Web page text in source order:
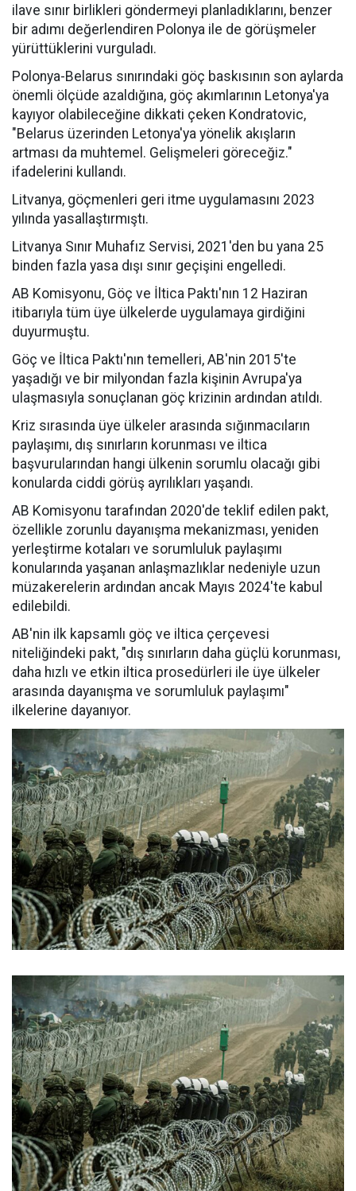
ilave sınır birlikleri göndermeyi planladıklarını, benzer
bir adımı değerlendiren Polonya ile de görüşmeler
yürüttüklerini vurguladı.
Polonya-Belarus sınırındaki göç baskısının son aylarda
önemli ölçüde azaldığına, göç akımlarının Letonya'ya
kayıyor olabileceğine dikkati çeken Kondratovic,
"Belarus üzerinden Letonya'ya yönelik akışların
artması da muhtemel. Gelişmeleri göreceğiz."
ifadelerini kullandı.
Litvanya, göçmenleri geri itme uygulamasını 2023
yılında yasallaştırmıştı.
Litvanya Sınır Muhafız Servisi, 2021'den bu yana 25
binden fazla yasa dışı sınır geçişini engelledi.
AB Komisyonu, Göç ve İltica Paktı'nın 12 Haziran
itibarıyla tüm üye ülkelerde uygulamaya girdiğini
duyurmuştu.
Göç ve İltica Paktı'nın temelleri, AB'nin 2015'te
yaşadığı ve bir milyondan fazla kişinin Avrupa'ya
ulaşmasıyla sonuçlanan göç krizinin ardından atıldı.
Kriz sırasında üye ülkeler arasında sığınmacıların
paylaşımı, dış sınırların korunması ve iltica
başvurularından hangi ülkenin sorumlu olacağı gibi
konularda ciddi görüş ayrılıkları yaşandı.
AB Komisyonu tarafından 2020'de teklif edilen pakt,
özellikle zorunlu dayanışma mekanizması, yeniden
yerleştirme kotaları ve sorumluluk paylaşımı
konularında yaşanan anlaşmazlıklar nedeniyle uzun
müzakerelerin ardından ancak Mayıs 2024'te kabul
edilebildi.
AB'nin ilk kapsamlı göç ve iltica çerçevesi
niteliğindeki pakt, "dış sınırların daha güçlü korunması,
daha hızlı ve etkin iltica prosedürleri ile üye ülkeler
arasında dayanışma ve sorumluluk paylaşımı"
ilkelerine dayanıyor.